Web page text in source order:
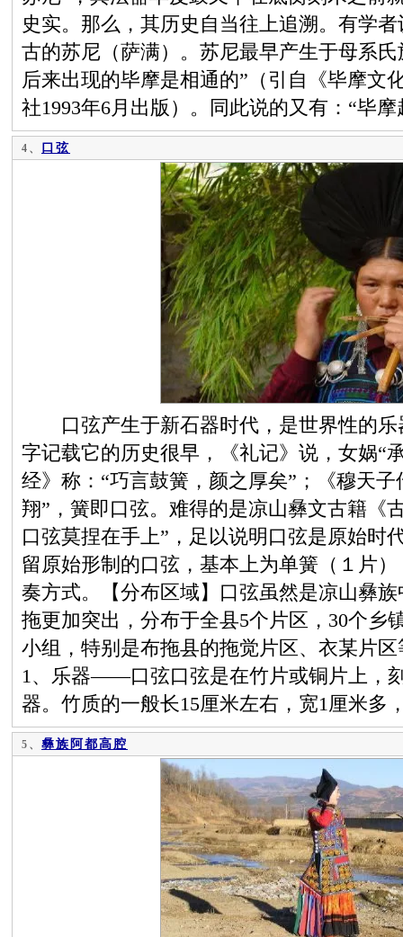
史实。那么，其历史自当往上追溯。有学
古的苏尼（萨满）。苏尼最早产生于母系
后来出现的毕摩是相通的”（引自《毕摩文
社1993年6月出版）。同此说的又有：“毕
4、 口弦
口弦产生于新石器时代，是世界性的乐
字记载它的历史很早，《礼记》说，女娲“
经》称：“巧言鼓簧，颜之厚矣”；《穆天
翔”，簧即口弦。难得的是凉山彝文古籍《
口弦莫捏在手上”，足以说明口弦是原始时
留原始形制的口弦，基本上为单簧（１片
奏方式。【分布区域】口弦虽然是凉山彝
拖更加突出，分布于全县5个片区，30个乡
小组，特别是布拖县的拖觉片区、衣某片
1、乐器——口弦口弦是在竹片或铜片上，
器。竹质的一般长15厘米左右，宽1厘米
5、 彝族阿都高腔